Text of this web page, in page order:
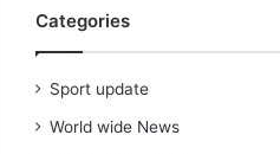
Categories
Sport update
World wide News